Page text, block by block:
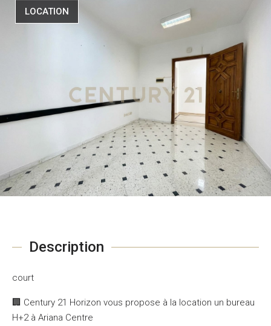
LOCATION
Description
court
🏢 Century 21 Horizon vous propose à la location un bureau
H+2 à Ariana Centre